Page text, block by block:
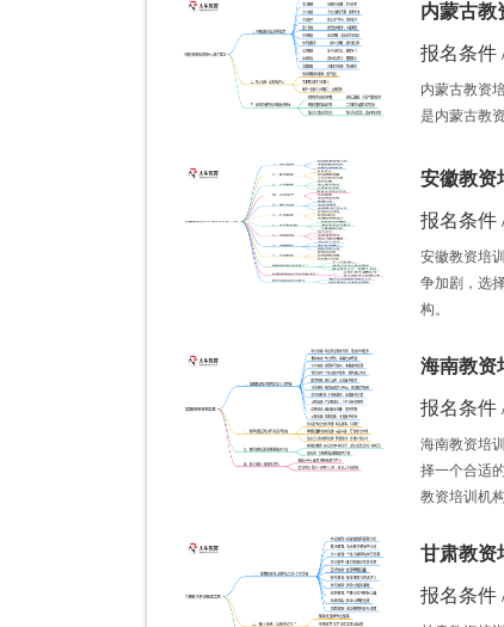
内蒙古教
报名条件
内蒙古教资
是内蒙古教
安徽教资
报名条件
安徽教资培
争加剧，选
构。
海南教资
报名条件
海南教资培
择一个合适
教资培训机
甘肃教资
报名条件